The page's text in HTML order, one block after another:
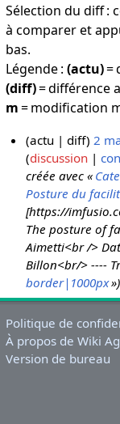
Sélection du diff :
à comparer et
bas.
Légende : (actu)=
(diff)= différence
m= modification
actu diff 2
discussion
créée avec «
Posture du
[https://
The posture of
Aimetti<br />
Billon<br/> ----
border|1000px»
Politique de
À propos de Wiki
Version de bureau